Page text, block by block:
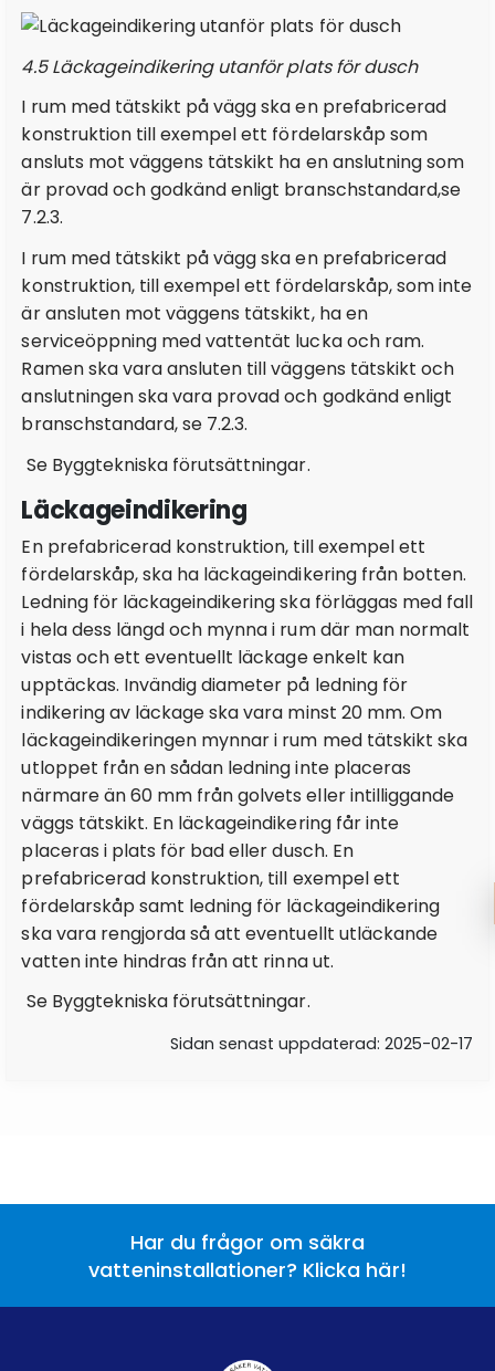
4.5 Läckageindikering utanför plats för dusch
I rum med tätskikt på vägg ska en prefabricerad
konstruktion till exempel ett fördelarskåp som
ansluts mot väggens tätskikt ha en anslutning som
är provad och godkänd enligt branschstandard,se
7.2.3.
I rum med tätskikt på vägg ska en prefabricerad
konstruktion, till exempel ett fördelarskåp, som inte
är ansluten mot väggens tätskikt, ha en
serviceöppning med vattentät lucka och ram.
Ramen ska vara ansluten till väggens tätskikt och
anslutningen ska vara provad och godkänd enligt
branschstandard, se 7.2.3.
Se Byggtekniska förutsättningar.
Läckageindikering
En prefabricerad konstruktion, till exempel ett
fördelarskåp, ska ha läckageindikering från botten.
Ledning för läckageindikering ska förläggas med fall
i hela dess längd och mynna i rum där man normalt
vistas och ett eventuellt läckage enkelt kan
upptäckas. Invändig diameter på ledning för
indikering av läckage ska vara minst 20 mm. Om
läckageindikeringen mynnar i rum med tätskikt ska
utloppet från en sådan ledning inte placeras
närmare än 60 mm från golvets eller intilliggande
väggs tätskikt. En läckageindikering får inte
placeras i plats för bad eller dusch. En
prefabricerad konstruktion, till exempel ett
fördelarskåp samt ledning för läckageindikering
ska vara rengjorda så att eventuellt utläckande
vatten inte hindras från att rinna ut.
Se Byggtekniska förutsättningar.
Sidan senast uppdaterad: 2025-02-17
Har du frågor om säkra
vatteninstallationer? Klicka här!